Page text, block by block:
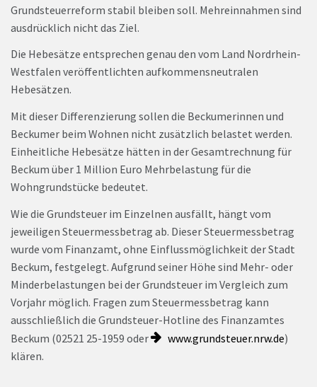
Grundsteuerreform stabil bleiben soll. Mehreinnahmen sind
ausdrücklich nicht das Ziel.
Die Hebesätze entsprechen genau den vom Land Nordrhein-
Westfalen veröffentlichten aufkommensneutralen
Hebesätzen.
Mit dieser Differenzierung sollen die Beckumerinnen und
Beckumer beim Wohnen nicht zusätzlich belastet werden.
Einheitliche Hebesätze hätten in der Gesamtrechnung für
Beckum über 1 Million Euro Mehrbelastung für die
Wohngrundstücke bedeutet.
Wie die Grundsteuer im Einzelnen ausfällt, hängt vom
jeweiligen Steuermessbetrag ab. Dieser Steuermessbetrag
wurde vom Finanzamt, ohne Einflussmöglichkeit der Stadt
Beckum, festgelegt. Aufgrund seiner Höhe sind Mehr- oder
Minderbelastungen bei der Grundsteuer im Vergleich zum
Vorjahr möglich. Fragen zum Steuermessbetrag kann
ausschließlich die Grundsteuer-Hotline des Finanzamtes
Beckum (02521 25-1959 oder
www.grundsteuer.nrw.de)
klären.